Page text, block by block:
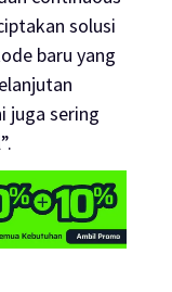
solusi
baru yang
juga sering
”.